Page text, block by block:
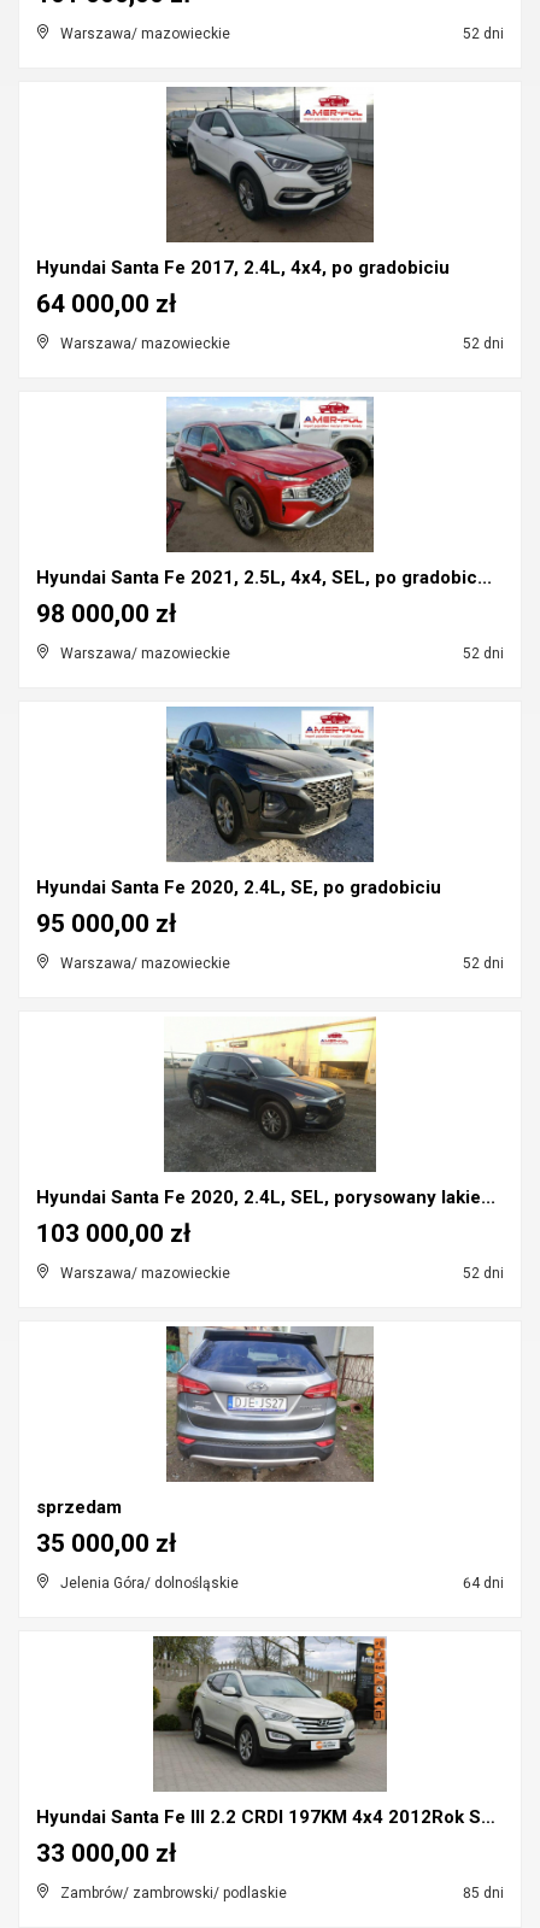
Warszawa/ mazowieckie 52 dni
Hyundai Santa Fe 2017, 2.4L, 4x4, po gradobiciu
Warszawa/ mazowieckie 52 dni
64 000,00 zł
Hyundai Santa Fe 2021, 2.5L, 4x4, SEL, po gradobic...
Warszawa/ mazowieckie 52 dni
98 000,00 zł
Hyundai Santa Fe 2020, 2.4L, SE, po gradobiciu
Warszawa/ mazowieckie 52 dni
95 000,00 zł
Hyundai Santa Fe 2020, 2.4L, SEL, porysowany lakie...
Warszawa/ mazowieckie 52 dni
103 000,00 zł
sprzedam
Jelenia Góra/ dolnośląskie 64 dni
35 000,00 zł
Hyundai Santa Fe III 2.2 CRDI 197KM 4x4 2012Rok Sa...
Zambrów/ zambrowski/ podlaskie 85 dni
33 000,00 zł